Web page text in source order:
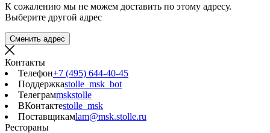
К сожалению мы не можем доставить по этому адресу.
Выберите другой адрес
Сменить адрес
Контакты
Телефон+7 (495) 644-40-45
Поддержкаstolle_msk_bot
Телеграмmskstolle
ВКонтактеstolle_msk
Поставщикамlam@msk.stolle.ru
Рестораны